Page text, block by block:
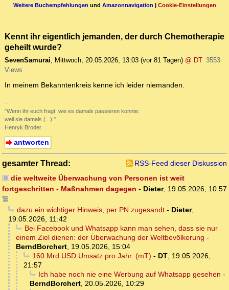
Weitere Buchempfehlungen und Amazonnavigation | Cookie-Einstellungen
Kennt ihr eigentlich jemanden, der durch Chemotherapie
geheilt wurde?
SevenSamurai, Mittwoch, 20.05.2026, 13:03 (vor 81 Tagen) @ DT 3553
Views
In meinem Bekanntenkreis kenne ich leider niemanden.
--
"Wenn ihr euch fragt, wie es damals passieren konnte:
weil sie damals (...)."
Henryk Broder
antworten
gesamter Thread:
RSS-Feed dieser Diskussion
die weltweite Überwachung von Personen ist weit
fortgeschritten - Maßnahmen dagegen - Dieter, 19.05.2026, 10:57
dazu ein wichtiger Hinweis, per PN zugesandt- Dieter,
19.05.2026, 11:42
Bei Facebook und Whatsapp kann man sehen, dass sie nur
einem Ziel dienen: der Überwachung der Weltbevölkerung -
BerndBorchert, 19.05.2026, 15:04
160 Mrd USD Umsatz pro Jahr. (mT) - DT, 19.05.2026,
21:57
Ich habe noch nie eine Werbung auf Whatsapp gesehen -
BerndBorchert, 20.05.2026, 10:29